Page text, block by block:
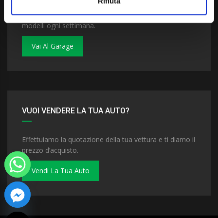
Dai un'occhiata al nostro garage. Troverai nuovi
modelli ogni settimana.
Vai Al Garage
VUOI VENDERE LA TUA AUTO?
Effettuiamo la quotazione della tua vettura e ti diamo il
prezzo d’acquisto.
Vendi La Tua Auto